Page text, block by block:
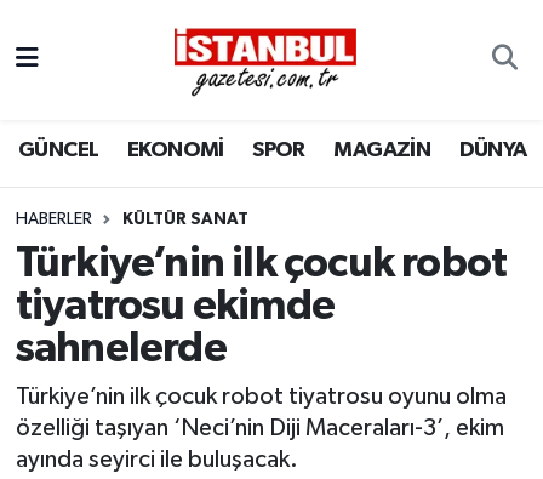
GÜNCEL EKONOMİ SPOR MAGAZİN DÜNYA
HABERLER KÜLTÜR SANAT
Türkiye’nin ilk çocuk robot
tiyatrosu ekimde
sahnelerde
Türkiye’nin ilk çocuk robot tiyatrosu oyunu olma
özelliği taşıyan ‘Neci’nin Diji Maceraları-3’, ekim
ayında seyirci ile buluşacak.
EKONOMİ
İSTANBUL
DÜNYA
SPOR
MAGAZİN
KÜLTÜR SANAT
Nöbetçi Eczaneler
Hava Durumu
Trafik Durumu
Süper Lig Puan Durumu ve Fikstür
Tüm Manşetler
Son Dakika Haberleri
Haber Arşivi